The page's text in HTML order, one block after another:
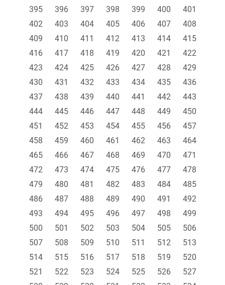
395
396 397 398 399 400
401
402
403 404 405 406 407
408
409
410 411 412 413 414
415
416
417 418 419 420 421
422
423
424 425 426 427 428
429
430
431 432 433 434 435
436
437
438 439 440 441 442
443
444
445 446 447 448 449
450
451
452 453 454 455 456
457
458
459 460 461 462 463
464
465
466 467 468 469 470
471
472
473 474 475 476 477
478
479
480 481 482 483 484
485
486
487 488 489 490 491
492
493
494 495 496 497 498
499
500
501 502 503 504 505
506
507
508 509 510 511 512
513
514
515 516 517 518 519
520
521
522 523 524 525 526
527